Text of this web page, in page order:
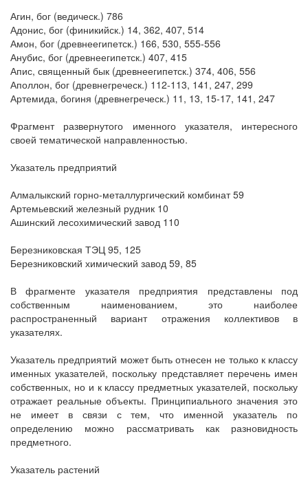
Агин, бог (ведическ.) 786
Адонис, бог (финикийск.) 14, 362, 407, 514
Амон, бог (древнеегипетск.) 166, 530, 555-556
Анубис, бог (древнеегипетск.) 407, 415
Апис, священный бык (древнеегипетск.) 374, 406, 556
Аполлон, бог (древнегреческ.) 112-113, 141, 247, 299
Артемида, богиня (древнегреческ.) 11, 13, 15-17, 141, 247
Фрагмент развернутого именного указателя, интересного
своей тематической направленностью.
Указатель предприятий
Алмалыкский горно-металлургический комбинат 59
Артемьевский железный рудник 10
Ашинский лесохимический завод 110
Березниковская ТЭЦ 95, 125
Березниковский химический завод 59, 85
В фрагменте указателя предприятия представлены под
собственным наименованием, это наиболее
распространенный вариант отражения коллективов в
указателях.
Указатель предприятий может быть отнесен не только к классу
именных указателей, поскольку представляет перечень имен
собственных, но и к классу предметных указателей, поскольку
отражает реальные объекты. Принципиального значения это
не имеет в связи с тем, что именной указатель по
определению можно рассматривать как разновидность
предметного.
Указатель растений